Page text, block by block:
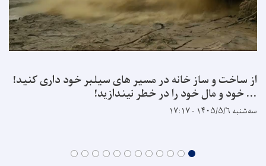
از ساخت و ساز خانه در مسیر های سیلبر خود داری کنید!
... خود و مال خود را در خطر نیندازید!
سه‌شنبه ۱۴۰۵/۵/۶ - ۱۷:۱۷